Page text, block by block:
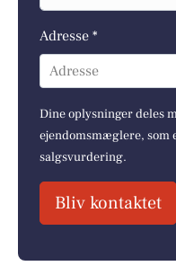
Adresse *
Adresse
Dine oplysninger deles
ejendomsmæglere, som
salgsvurdering.
Bliv kontaktet